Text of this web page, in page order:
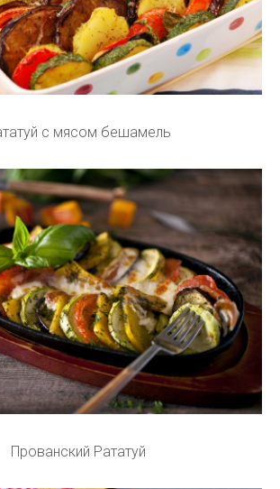
с мясом бешамель
Прованский Рататуй